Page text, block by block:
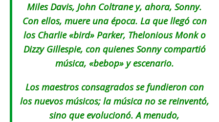
Miles Davis, John Coltrane y, ahora, Sonny.
Con ellos, muere una época. La que llegó con
los Charlie «bird» Parker, Thelonious Monk o
Dizzy Gillespie, con quienes Sonny compartió
música, «bebop» y escenario.
Los maestros consagrados se fundieron con
los nuevos músicos; la música no se reinventó,
sino que evolucionó. A menudo,